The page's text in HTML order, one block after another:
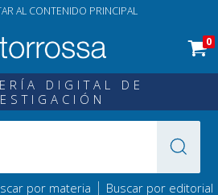
AL CONTENIDO PRINCIPAL
0
DIGITAL DE
por materia | Buscar por editorial